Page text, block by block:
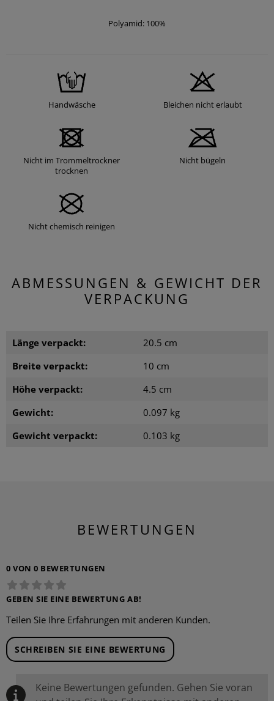
Polyamid: 100%
Handwäsche Bleichen nicht erlaubt
Nicht im Trommeltrockner
trocknen
Nicht bügeln
Nicht chemisch reinigen
ABMESSUNGEN & GEWICHT DER
VERPACKUNG
Länge verpackt:
20.5 cm
Breite verpackt:
10 cm
Höhe verpackt:
4.5 cm
Gewicht:
0.097 kg
Gewicht verpackt:
0.103 kg
BEWERTUNGEN
0 VON 0 BEWERTUNGEN
GEBEN SIE EINE BEWERTUNG AB!
Teilen Sie Ihre Erfahrungen mit anderen Kunden.
SCHREIBEN SIE EINE BEWERTUNG
Keine Bewertungen gefunden. Gehen Sie voran